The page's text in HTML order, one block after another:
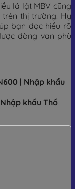
lá lật MBV cũng
thị trường. Hy
bạn đọc hiểu rõ
dòng van phù
| Nhập khẩu
Nhập khẩu Thổ